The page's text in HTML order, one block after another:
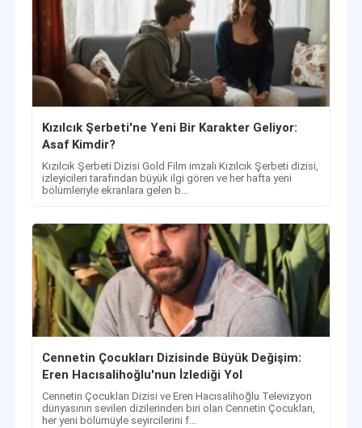
Kızılcık Şerbeti'ne Yeni Bir Karakter Geliyor:
Asaf Kimdir?
Kızılcık Şerbeti Dizisi Gold Film imzalı Kızılcık Şerbeti dizisi,
izleyicileri tarafından büyük ilgi gören ve her hafta yeni
bölümleriyle ekranlara gelen b...
Cennetin Çocukları Dizisinde Büyük Değişim:
Eren Hacısalihoğlu'nun İzlediği Yol
Cennetin Çocukları Dizisi ve Eren Hacısalihoğlu Televizyon
dünyasının sevilen dizilerinden biri olan Cennetin Çocukları,
her yeni bölümüyle seyircilerini f...